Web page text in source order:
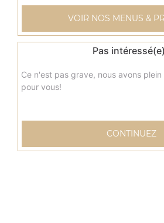
nordique
Base crème fraîche, fromage,
17.90€
VOIR NOS MENUS &
Pas
Ce n'est pas grave, nous avons
pour vous!
CONTINUEZ